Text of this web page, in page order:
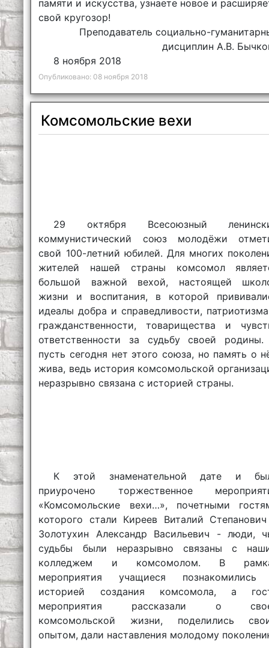
памяти и искусства, узнаете новое и
свой кругозор!
Преподаватель социально-
дисциплин А.В.
8 ноября 2018
Опубликовано: 08 ноября 2018
Комсомольские вехи
29 октября Всесоюзный
коммунистический союз молодёжи
свой 100-летний юбилей. Для многих
жителей нашей страны комсомол
большой важной вехой, настоящей
жизни и воспитания, в которой
идеалы добра и справедливости,
гражданственности, товарищества и
ответственности за судьбу своей
пусть сегодня нет этого союза, но память о
жива, ведь история комсомольской
неразрывно связана с историей страны.
К этой знаменательной дате и
приурочено торжественное
«Комсомольские вехи…», почетными
которого стали Киреев Виталий
Золотухин Александр Васильевич - люди,
судьбы были неразрывно связаны с
колледжем и комсомолом. В
мероприятия учащиеся
историей создания комсомола, а
мероприятия рассказали о
комсомольской жизни, поделились
опытом, дали наставления молодому